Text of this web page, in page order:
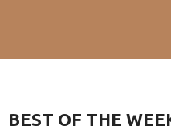
BEST OF THE